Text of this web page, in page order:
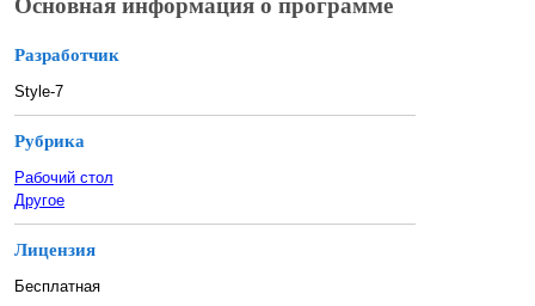
Основная информация о программе
Разработчик
Style-7
Рубрика
Рабочий стол
Другое
Лицензия
Бесплатная